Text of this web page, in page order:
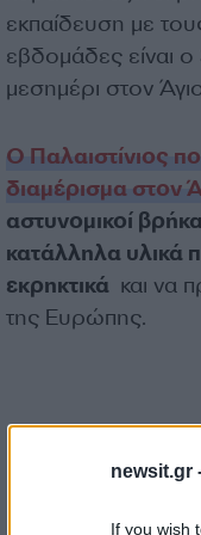
newsit.gr
If you wish
εκπαίδευση με
εβδομάδες είναι
μεσημέρι στον
Ο Παλαιστίνιος
διαμέρισμα στον
αστυνομικοί
κατάλληλα υλικά
εκρηκτικά και να
της Ευρώπης.